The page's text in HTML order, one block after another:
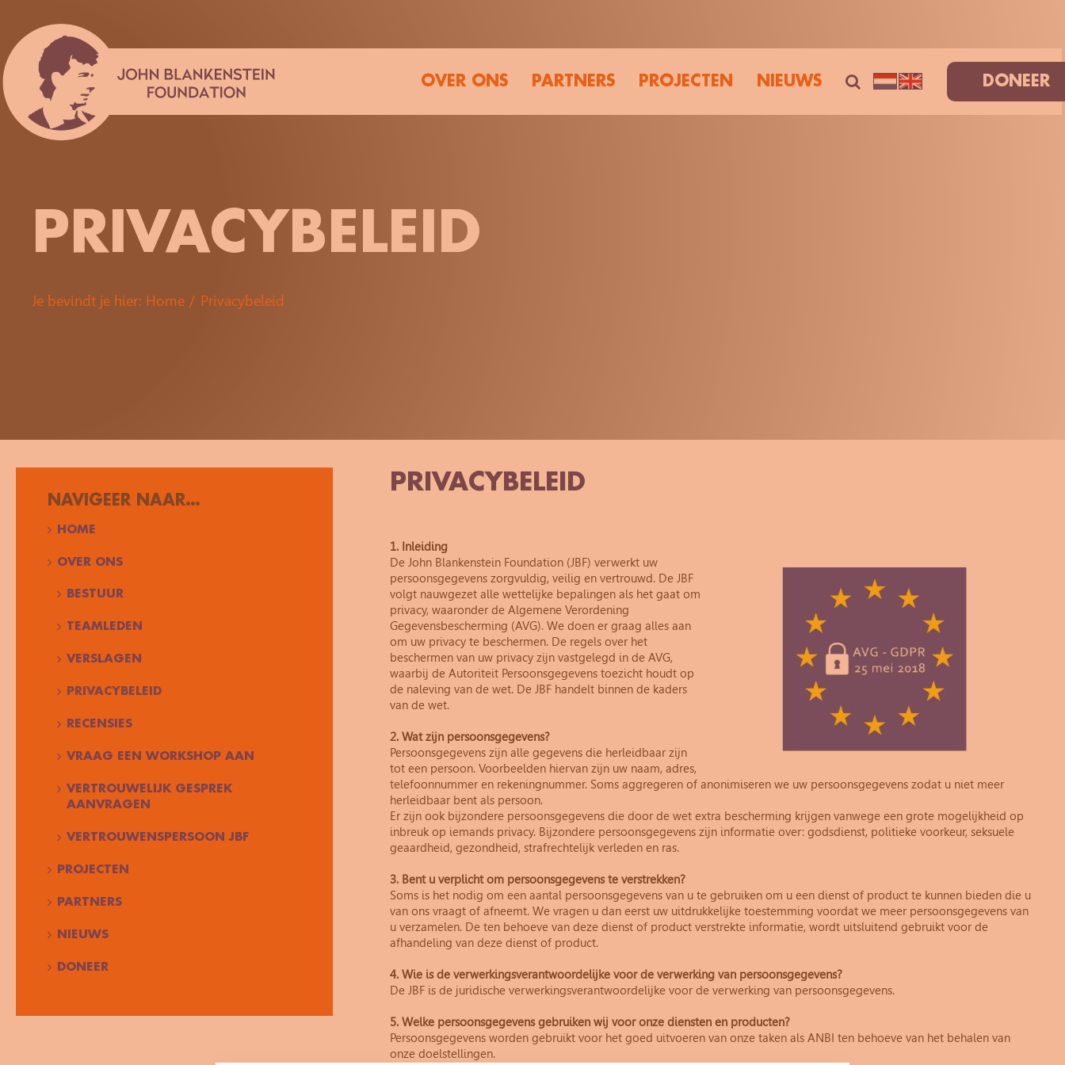
content
OVER ONS PARTNERS PROJECTEN NIEUWS DONEER
PRIVACYBELEID
Je bevindt je hier: Home Privacybeleid
NAVIGEER NAAR…
HOME
OVER ONS
BESTUUR
TEAMLEDEN
VERSLAGEN
PRIVACYBELEID
RECENSIES
VRAAG EEN WORKSHOP AAN
VERTROUWELIJK GESPREK
AANVRAGEN
VERTROUWENSPERSOON JBF
PROJECTEN
PARTNERS
NIEUWS
DONEER
PRIVACYBELEID
1. Inleiding
De John Blankenstein Foundation (JBF) verwerkt uw
persoonsgegevens zorgvuldig, veilig en vertrouwd. De JBF
volgt nauwgezet alle wettelijke bepalingen als het gaat om
privacy, waaronder de Algemene Verordening
Gegevensbescherming (AVG). We doen er graag alles aan
om uw privacy te beschermen. De regels over het
beschermen van uw privacy zijn vastgelegd in de AVG,
waarbij de Autoriteit Persoonsgegevens toezicht houdt op
de naleving van de wet. De JBF handelt binnen de kaders
van de wet.
2. Wat zijn persoonsgegevens?
Persoonsgegevens zijn alle gegevens die herleidbaar zijn
tot een persoon. Voorbeelden hiervan zijn uw naam, adres,
telefoonnummer en rekeningnummer. Soms aggregeren of anonimiseren we uw persoonsgegevens zodat u niet meer
herleidbaar bent als persoon.
Er zijn ook bijzondere persoonsgegevens die door de wet extra bescherming krijgen vanwege een grote mogelijkheid op
inbreuk op iemands privacy. Bijzondere persoonsgegevens zijn informatie over: godsdienst, politieke voorkeur, seksuele
geaardheid, gezondheid, strafrechtelijk verleden en ras.
3. Bent u verplicht om persoonsgegevens te verstrekken?
Soms is het nodig om een aantal persoonsgegevens van u te gebruiken om u een dienst of product te kunnen bieden die u
van ons vraagt of afneemt. We vragen u dan eerst uw uitdrukkelijke toestemming voordat we meer persoonsgegevens van
u verzamelen. De ten behoeve van deze dienst of product verstrekte informatie, wordt uitsluitend gebruikt voor de
afhandeling van deze dienst of product.
4. Wie is de verwerkingsverantwoordelijke voor de verwerking van persoonsgegevens?
De JBF is de juridische verwerkingsverantwoordelijke voor de verwerking van persoonsgegevens.
5. Welke persoonsgegevens gebruiken wij voor onze diensten en producten?
Persoonsgegevens worden gebruikt voor het goed uitvoeren van onze taken als ANBI ten behoeve van het behalen van
onze doelstellingen.